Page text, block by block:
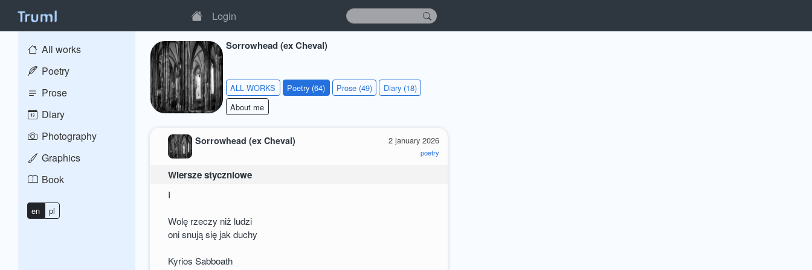
Login
All works
Poetry
Prose
Diary
Photography
Graphics
Book
en pl
Sorrowhead (ex Cheval)
ALL WORKS Poetry (64) Prose (49)
Diary (18)
About me
2 january 2026
poetry
Sorrowhead (ex Cheval)
Wiersze styczniowe
I
Wolę rzeczy niż ludzi
oni snują się jak duchy
Kyrios Sabboath